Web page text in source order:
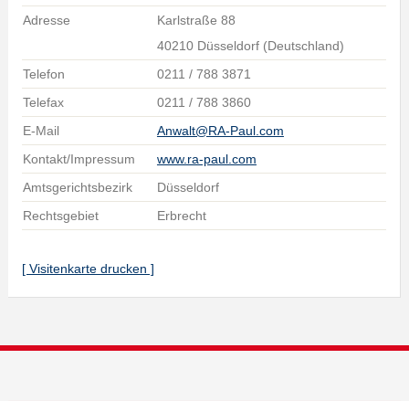
Adresse
Karlstraße 88
40210 Düsseldorf (Deutschland)
Telefon
0211 / 788 3871
Telefax
0211 / 788 3860
E-Mail
Anwalt@RA-Paul.com
Kontakt/Impressum
www.ra-paul.com
Amtsgerichtsbezirk
Düsseldorf
Rechtsgebiet
Erbrecht
[ Visitenkarte drucken ]